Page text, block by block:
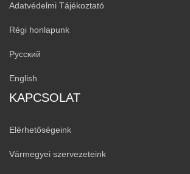
Adatvédelmi Tájékoztató
Régi honlapunk
Русский
English
KAPCSOLAT
Elérhetőségeink
Vármegyei szervezeteink